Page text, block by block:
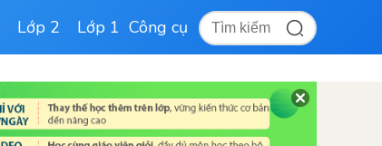
Lớp 2 Lớp 1 Công cụ